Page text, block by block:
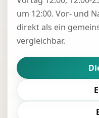
um 12:00. Vor- und
direkt als ein
vergleichbar.